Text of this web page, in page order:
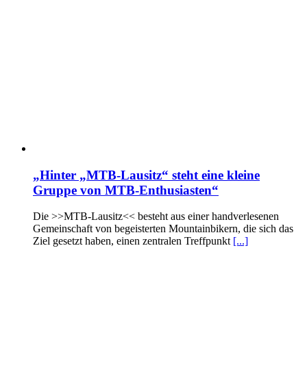
„Hinter „MTB-Lausitz“ steht eine kleine
Gruppe von MTB-Enthusiasten“
Die >>MTB-Lausitz<< besteht aus einer handverlesenen
Gemeinschaft von begeisterten Mountainbikern, die sich das
Ziel gesetzt haben, einen zentralen Treffpunkt [...]